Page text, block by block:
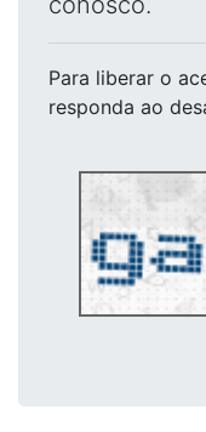
Para liberar o
responda ao